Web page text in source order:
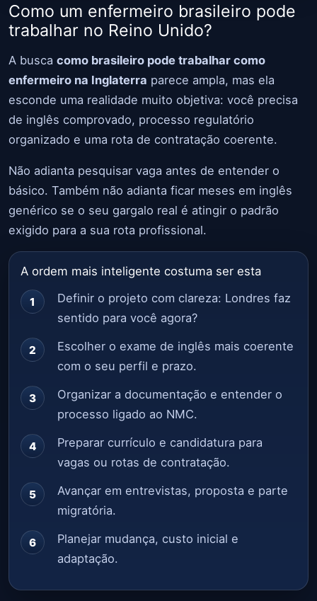
Como um enfermeiro brasileiro pode
trabalhar no Reino Unido?
A busca como brasileiro pode trabalhar como
enfermeiro na Inglaterra parece ampla, mas ela
esconde uma realidade muito objetiva: você precisa
de inglês comprovado, processo regulatório
organizado e uma rota de contratação coerente.
Não adianta pesquisar vaga antes de entender o
básico. Também não adianta ficar meses em inglês
genérico se o seu gargalo real é atingir o padrão
exigido para a sua rota profissional.
A ordem mais inteligente costuma ser esta
Definir o projeto com clareza: Londres faz
sentido para você agora?
Escolher o exame de inglês mais coerente
com o seu perfil e prazo.
Organizar a documentação e entender o
processo ligado ao NMC.
Preparar currículo e candidatura para
vagas ou rotas de contratação.
Avançar em entrevistas, proposta e parte
migratória.
Planejar mudança, custo inicial e
adaptação.